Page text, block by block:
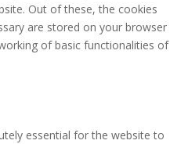
Out of these, the cookies
are stored on your browser
of basic functionalities of
essential for the website to